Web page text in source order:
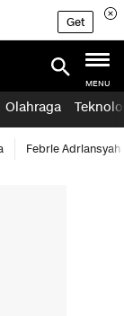
Get
MENU
Olahraga
Febrie Adriansyah